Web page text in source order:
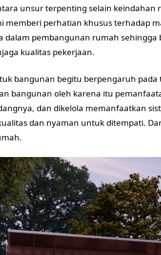
unsur terpenting selain
memberi perhatian khusus terhadap
dalam pembangunan rumah
kualitas pekerjaan.
bangunan begitu berpengaruh
bangunan oleh karena itu
dan dikelola memanfaatkan
dan nyaman untuk ditempati.